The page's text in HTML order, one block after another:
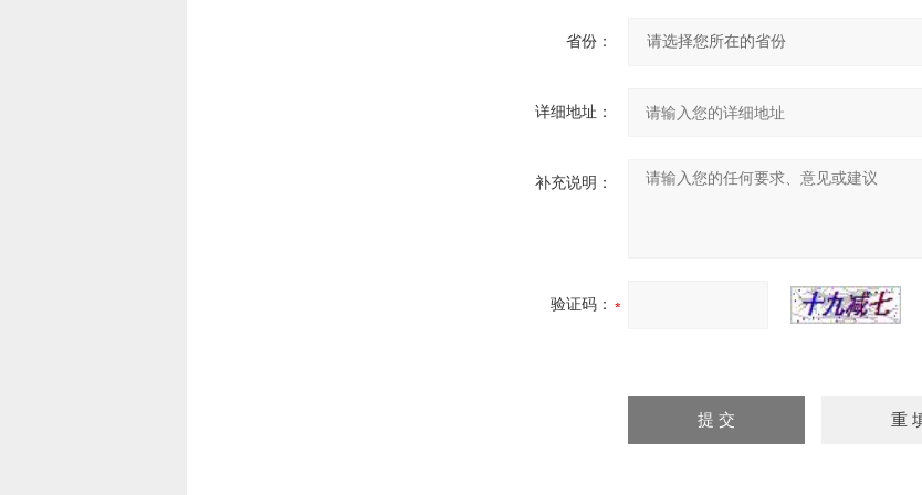
省份：
详细地址：
补充说明：
验证码：